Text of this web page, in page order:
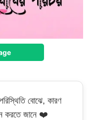
বোঝে, কারণ
করতে জানে ❤️